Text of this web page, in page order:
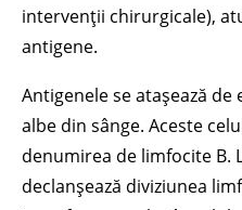
intervenții chirurgicale),
antigene.
Antigenele se atașează
albe din sânge. Aceste
denumirea de limfocite B.
declanșează diviziunea